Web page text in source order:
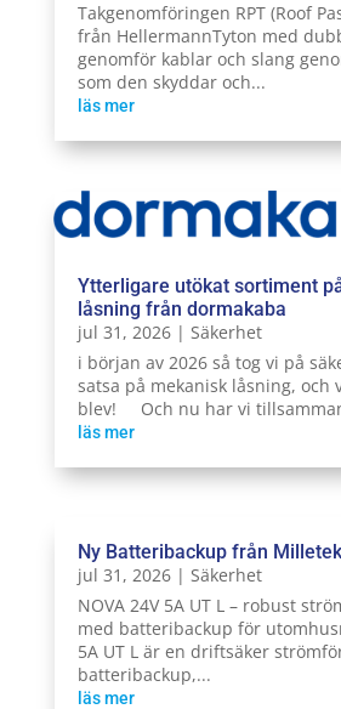
Takgenomföringen RPT (Roof
från HellermannTyton med
genomför kablar och slang
som den skyddar och...
läs mer
Ytterligare utökat sortiment
låsning från dormakaba
jul 31, 2026| Säkerhet
i början av 2026 så tog vi på
satsa på mekanisk låsning, och
blev! Och nu har vi
läs mer
Ny Batteribackup från
jul 31, 2026| Säkerhet
NOVA 24V 5A UT L – robust
med batteribackup för
5A UT L är en driftsäker
batteribackup,...
läs mer